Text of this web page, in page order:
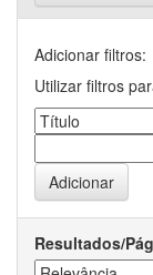
Adicionar filtros:
Utilizar filtros
Resultados/